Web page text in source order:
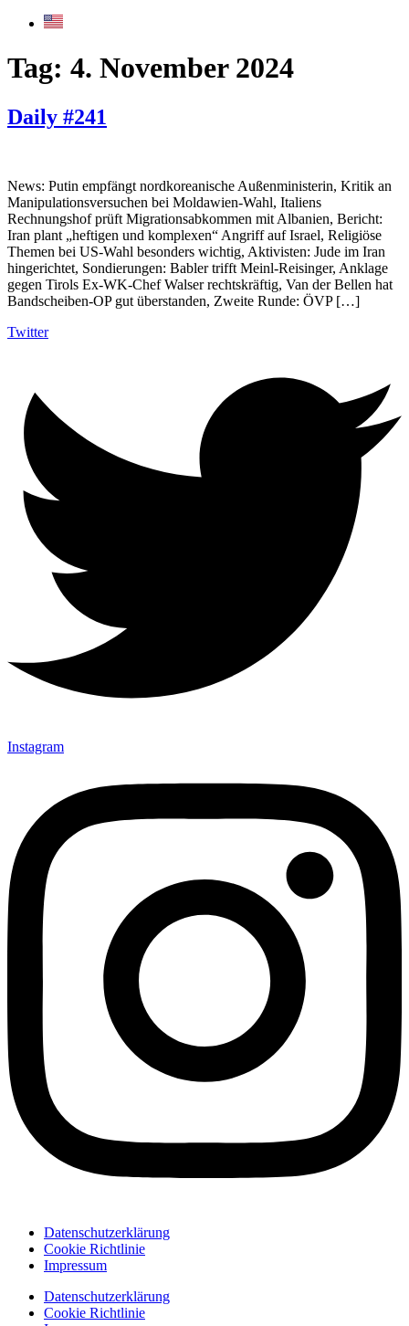
Tag: 4. November 2024
Daily #241
News: Putin empfängt nordkoreanische Außenministerin, Kritik an
Manipulationsversuchen bei Moldawien-Wahl, Italiens
Rechnungshof prüft Migrationsabkommen mit Albanien, Bericht:
Iran plant „heftigen und komplexen“ Angriff auf Israel, Religiöse
Themen bei US-Wahl besonders wichtig, Aktivisten: Jude im Iran
hingerichtet, Sondierungen: Babler trifft Meinl-Reisinger, Anklage
gegen Tirols Ex-WK-Chef Walser rechtskräftig, Van der Bellen hat
Bandscheiben-OP gut überstanden, Zweite Runde: ÖVP […]
Twitter
Instagram
Datenschutzerklärung
Cookie Richtlinie
Impressum
Datenschutzerklärung
Cookie Richtlinie